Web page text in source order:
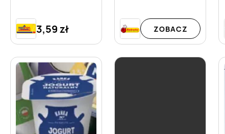
3,59 zł ZOBACZ